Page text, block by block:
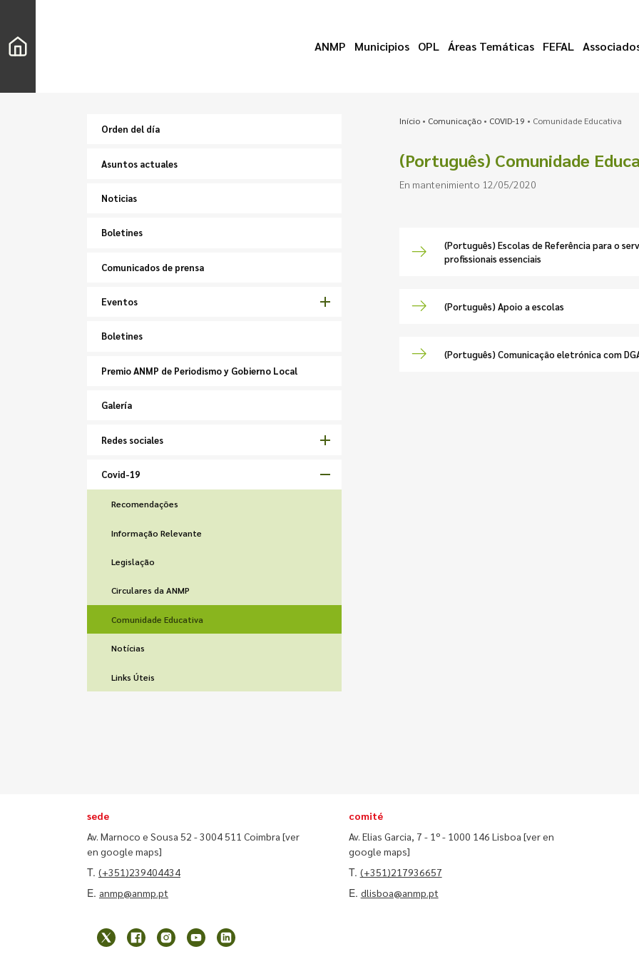
ANMP Municipios OPL Áreas Temáticas FEFAL
Orden del día
Asuntos actuales
Noticias
Boletines
Comunicados de prensa
Eventos
Boletines
Premio ANMP de Periodismo y Gobierno Local
Galería
Redes sociales
Covid-19
Recomendações
Informação Relevante
Legislação
Circulares da ANMP
Comunidade Educativa
Notícias
Links Úteis
Início• Comunicação• COVID-19 • Comunidade Educativa
(Português) Comunidade
En mantenimiento 12/05/2020
(Português) Escolas de Referência para o
profissionais essenciais
(Português) Apoio a escolas
(Português) Comunicação eletrónica com
sede
Av. Marnoco e Sousa 52 - 3004 511 Coimbra [ver
en google maps]
T. (+351)239404434
E. anmp@anmp.pt
comité
Av. Elias Garcia, 7 - 1º - 1000 146 Lisboa [ver en
google maps]
T. (+351)217936657
E. dlisboa@anmp.pt